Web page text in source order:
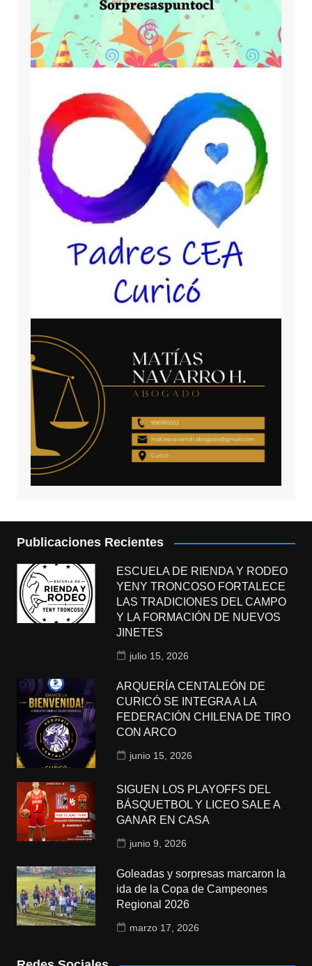
Publicaciones Recientes
ESCUELA DE RIENDA Y RODEO
YENY TRONCOSO FORTALECE
LAS TRADICIONES DEL CAMPO
Y LA FORMACIÓN DE NUEVOS
JINETES
julio 15, 2026
ARQUERÍA CENTALEÓN DE
CURICÓ SE INTEGRA A LA
FEDERACIÓN CHILENA DE TIRO
CON ARCO
junio 15, 2026
SIGUEN LOS PLAYOFFS DEL
BÁSQUETBOL Y LICEO SALE A
GANAR EN CASA
junio 9, 2026
Goleadas y sorpresas marcaron la
ida de la Copa de Campeones
Regional 2026
marzo 17, 2026